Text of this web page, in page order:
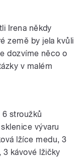
Irena někdy
země by jela kvůli
dozvíme něco o
v malém
stroužků
vývaru
lžíce medu, 3
3 kávové lžičky